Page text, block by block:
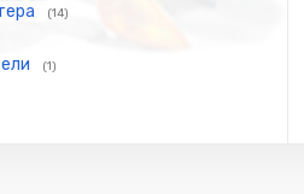
(14)
(1)